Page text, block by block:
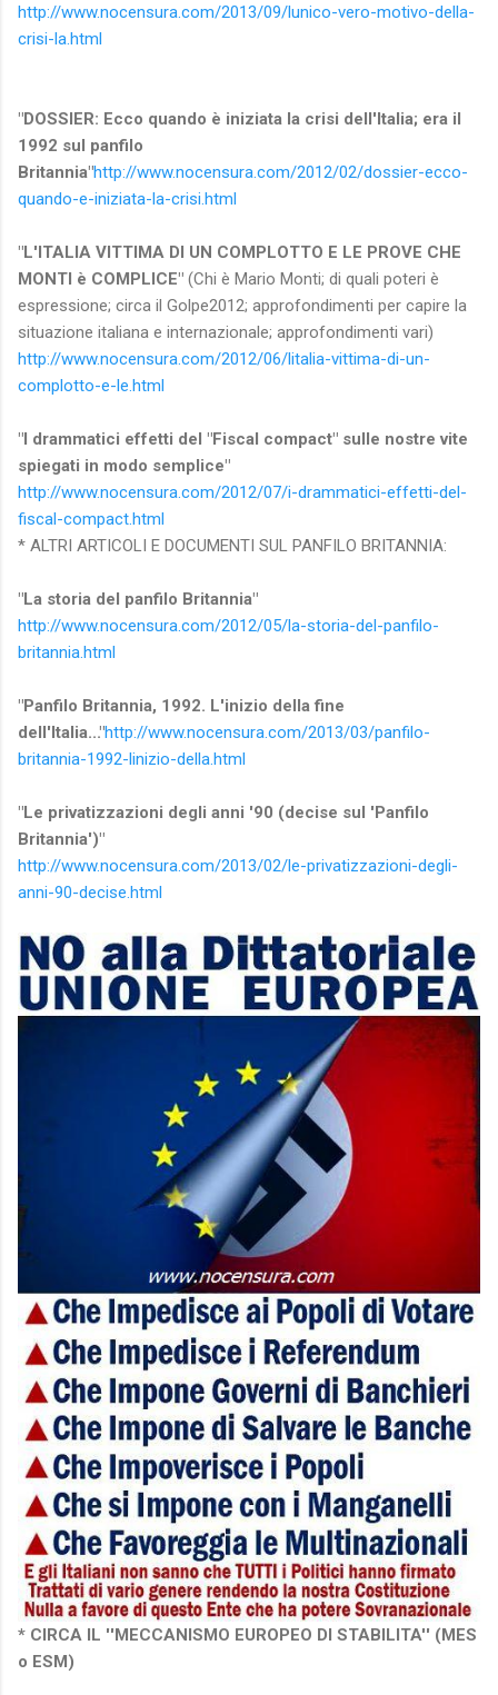
http://www.nocensura.com/2013/09/lunico-vero-motivo-della-
crisi-la.html
"DOSSIER: Ecco quando è iniziata la crisi dell'Italia; era il
1992 sul panfilo
Britannia"http://www.nocensura.com/2012/02/dossier-ecco-
quando-e-iniziata-la-crisi.html
"L'ITALIA VITTIMA DI UN COMPLOTTO E LE PROVE CHE
MONTI è COMPLICE" (Chi è Mario Monti; di quali poteri è
espressione; circa il Golpe2012; approfondimenti per capire la
situazione italiana e internazionale; approfondimenti vari)
http://www.nocensura.com/2012/06/litalia-vittima-di-un-
complotto-e-le.html
"I drammatici effetti del "Fiscal compact" sulle nostre vite
spiegati in modo semplice"
http://www.nocensura.com/2012/07/i-drammatici-effetti-del-
fiscal-compact.html
* ALTRI ARTICOLI E DOCUMENTI SUL PANFILO BRITANNIA:
"La storia del panfilo Britannia"
http://www.nocensura.com/2012/05/la-storia-del-panfilo-
britannia.html
"Panfilo Britannia, 1992. L'inizio della fine
dell'Italia..."http://www.nocensura.com/2013/03/panfilo-
britannia-1992-linizio-della.html
"Le privatizzazioni degli anni '90 (decise sul 'Panfilo
Britannia')"
http://www.nocensura.com/2013/02/le-privatizzazioni-degli-
anni-90-decise.html
* CIRCA IL ''MECCANISMO EUROPEO DI STABILITA'' (MES
o ESM)